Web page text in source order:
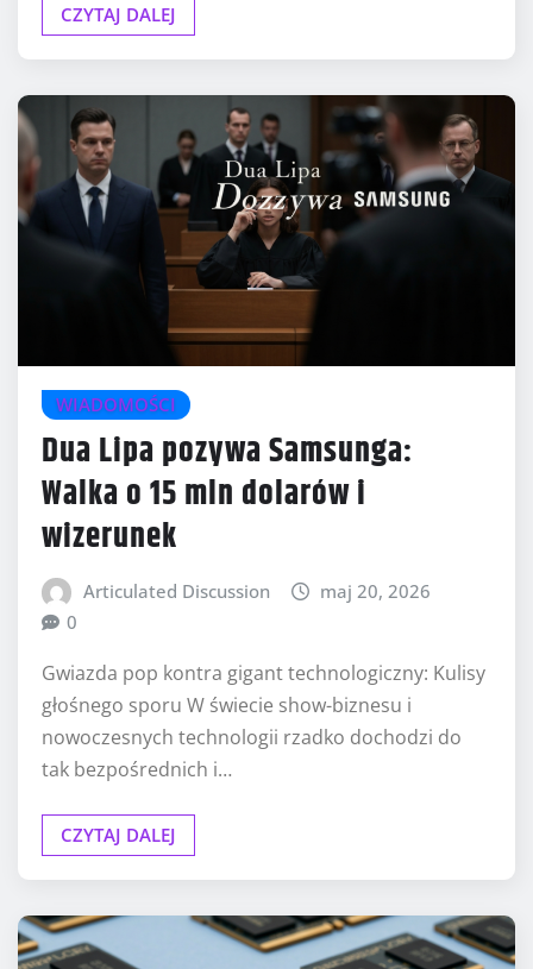
CZYTAJ DALEJ
WIADOMOŚCI
Dua Lipa pozywa Samsunga:
Walka o 15 mln dolarów i
wizerunek
Articulated Discussion
maj 20, 2026
0
Gwiazda pop kontra gigant technologiczny: Kulisy
głośnego sporu W świecie show-biznesu i
nowoczesnych technologii rzadko dochodzi do
tak bezpośrednich i…
CZYTAJ DALEJ